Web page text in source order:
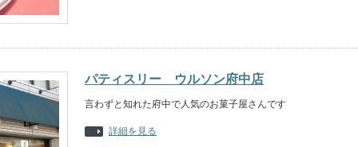
パティスリー ウルソン府中店
言わずと知れた府中で人気のお菓子屋さんです
詳細を見る